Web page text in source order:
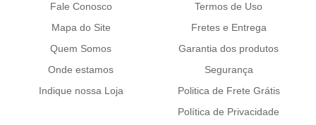
Fale Conosco
Mapa do Site
Quem Somos
Onde estamos
Indique nossa Loja
Termos de Uso
Fretes e Entrega
Garantia dos produtos
Segurança
Politica de Frete Grátis
Política de Privacidade